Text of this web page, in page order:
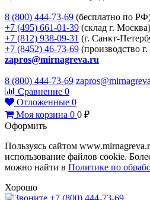
8 (800) 444-73-69 (бесплатно по
+7 (495) 661-01-39 (склад г. Москва)
+7 (812) 938-09-31 (г. Санкт-
+7 (8452) 46-73-69 (производство
zapros@mirnagreva.ru
8 (800) 444-73-69
Сравнение 0
Отложенные 0
Моя корзина 0 0 ₽
Оформить
Пользуясь сайтом
использование файлов cookie.
можно найти в Политике по
Хорошо